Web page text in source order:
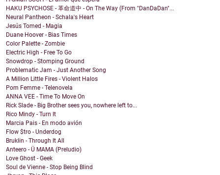
HAKU PSYCHOSE - 革命道中 - On The Way (From "DanDaDan"...
Neural Pantheon - Schala's Heart
Jesús Tomed - Magia
Duane Hoover - Bias Times
Color Palette - Zombie
Electric High - Free To Go
Snowdrop - Stomping Ground
Problematic Jam - Just Another Song
A Million Little Fires - Violent Halos
Pom Femme - Telenovela
ANNA VEE - Time To Move On
Rick Slade - Big Brother sees you, nowhere left to...
Rico Mindy - Turn It
Marcia Pais - En modo avión
Flow $tro - Underdog
Bruklin - Through It All
Anteero - Ü MAMA (Preludio)
Love Ghost - Geek
Soul de Vienne - Stop Being Blind